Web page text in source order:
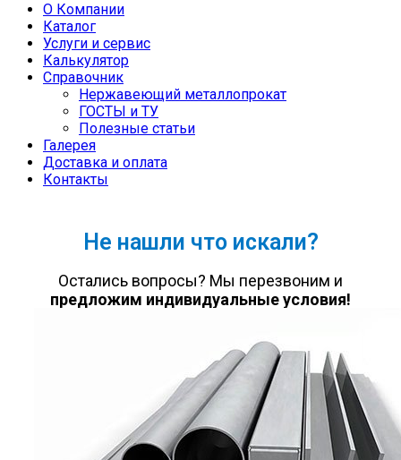
О Компании
Каталог
Услуги и сервис
Калькулятор
Справочник
Нержавеющий металлопрокат
ГОСТЫ и ТУ
Полезные статьи
Галерея
Доставка и оплата
Контакты
Не нашли что искали?
Остались вопросы? Мы перезвоним и
предложим индивидуальные условия!